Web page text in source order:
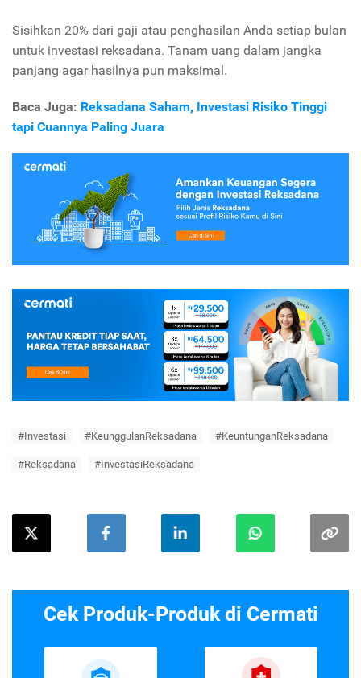
Sisihkan 20% dari gaji atau penghasilan Anda setiap bulan
untuk investasi reksadana. Tanam uang dalam jangka
panjang agar hasilnya pun maksimal.
Baca Juga: Reksadana Saham, Investasi Risiko Tinggi
tapi Cuannya Paling Juara
#Investasi #KeunggulanReksadana #KeuntunganReksadana
#Reksadana #InvestasiReksadana
Cek Produk-Produk di Cermati